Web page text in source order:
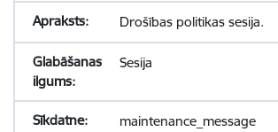
Drošības politikas sesija.
Sesija
maintenance_message